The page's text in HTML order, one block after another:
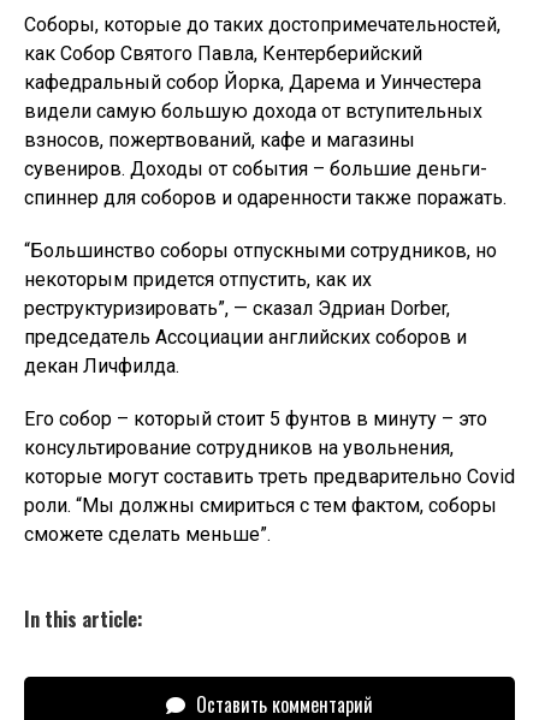
Соборы, которые до таких достопримечательностей,
как Собор Святого Павла, Кентерберийский
кафедральный собор Йорка, Дарема и Уинчестера
видели самую большую дохода от вступительных
взносов, пожертвований, кафе и магазины
сувениров. Доходы от события – большие деньги-
спиннер для соборов и одаренности также поражать.
“Большинство соборы отпускными сотрудников, но
некоторым придется отпустить, как их
реструктуризировать”, — сказал Эдриан Dorber,
председатель Ассоциации английских соборов и
декан Личфилда.
Его собор – который стоит 5 фунтов в минуту – это
консультирование сотрудников на увольнения,
которые могут составить треть предварительно Covid
роли. “Мы должны смириться с тем фактом, соборы
сможете сделать меньше”.
In this article:
Оставить комментарий